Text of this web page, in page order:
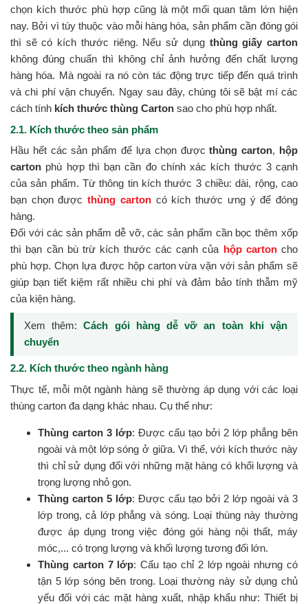
chọn kích thước phù hợp cũng là một mối quan tâm lớn hiện
nay. Bởi vì tùy thuộc vào mỗi hàng hóa, sản phẩm cần đóng gói
thì sẽ có kích thước riêng. Nếu sử dụng thùng giấy carton
không đúng chuẩn thì không chỉ ảnh hưởng đến chất lượng
hàng hóa. Mà ngoài ra nó còn tác động trực tiếp đến quá trình
và chi phí vận chuyển. Ngay sau đây, chúng tôi sẽ bật mí các
cách tính kích thước thùng Carton sao cho phù hợp nhất.
2.1. Kích thước theo sản phẩm
Hầu hết các sản phẩm để lựa chọn đượcthùng carton, hộp
carton phù hợp thì bạn cần đo chính xác kích thước 3 cạnh
của sản phẩm. Từ thông tin kích thước 3 chiều: dài, rộng, cao
bạn chọn đượcthùng cartoncó kích thước ưng ý để đóng
hàng.
Đối với các sản phẩm dễ vỡ, các sản phẩm cần bọc thêm xốp
thì bạn cần bù trừ kích thước các cạnh của hộp cartoncho
phù hợp. Chọn lựa được hộp carton vừa vặn với sản phẩm sẽ
giúp bạn tiết kiệm rất nhiều chi phí và đảm bảo tính thẫm mỹ
của kiện hàng.
Xem thêm:Cách gói hàng dễ vỡ an toàn khi vận
chuyển
2.2. Kích thước theo ngành hàng
Thực tế, mỗi một ngành hàng sẽ thường áp dụng với các loại
thùng carton đa dạng khác nhau. Cụ thể như:
Thùng carton 3 lớp: Được cấu tạo bởi 2 lớp phẳng bên
ngoài và một lớp sóng ở giữa. Vì thế, với kích thước này
thì chỉ sử dụng đối với những mặt hàng có khối lượng và
trọng lượng nhỏ gọn.
Thùng carton 5 lớp: Được cấu tạo bởi 2 lớp ngoài và 3
lớp trong, cả lớp phẳng và sóng. Loại thùng này thường
được áp dụng trong việc đóng gói hàng nội thất, máy
móc,... có trọng lượng và khối lượng tương đối lớn.
Thùng carton 7 lớp: Cấu tạo chỉ 2 lớp ngoài nhưng có
tận 5 lớp sóng bên trong. Loại thường này sử dụng chủ
yếu đối với các mặt hàng xuất, nhập khẩu như: Thiết bị